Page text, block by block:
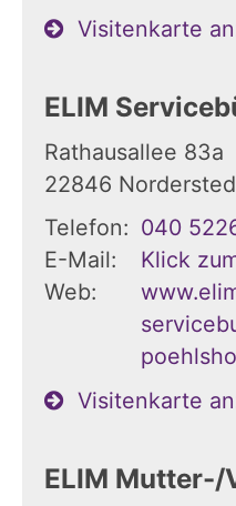
Visitenkarte
ELIM
Rathausallee 83a
22846
Telefon: 040
E-Mail:
Klick
Web:
Visitenkarte
ELIM